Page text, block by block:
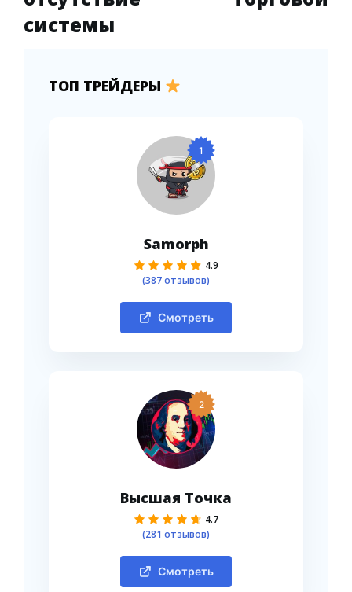
системы
ТОП ТРЕЙДЕРЫ
1
Samorph
4.9
(387 отзывов)
Смотреть
2
Высшая Точка
4.7
(281 отзывов)
Смотреть